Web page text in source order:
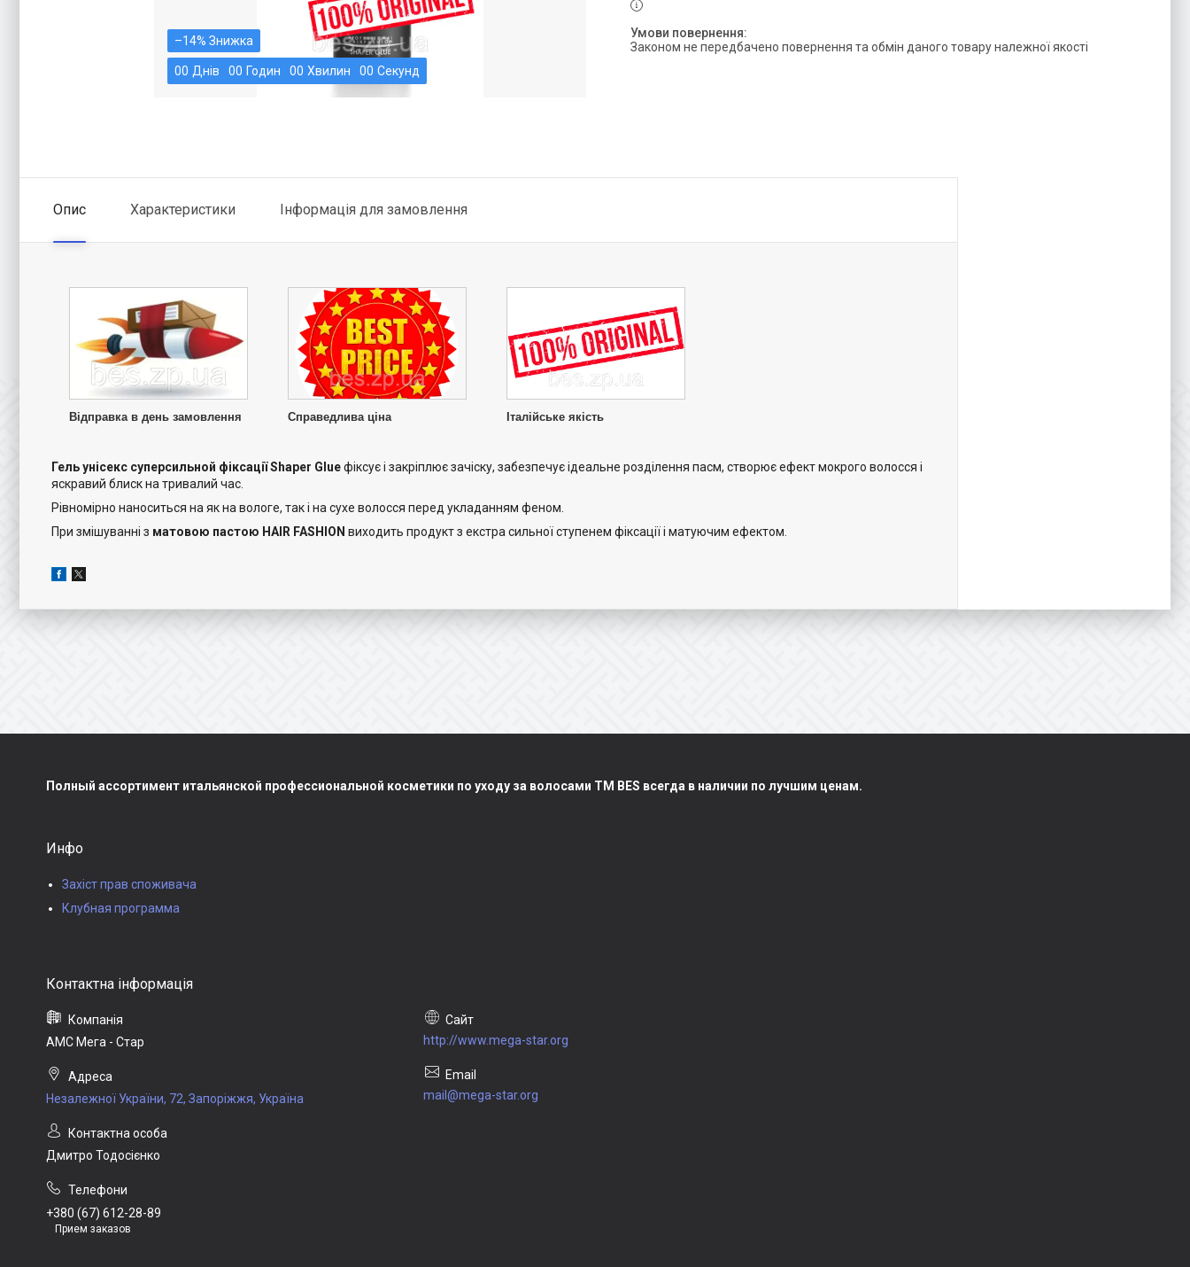
–14%
00 Днів 00 Годин 00 Хвилин 00 Секунд
Законом не передбачено повернення та обмін даного товару належної якості
Опис Характеристики Інформація для замовлення
Відправка в день замовлення Справедлива ціна Італійське якість
Гель унісекс суперсильной фіксації Shaper Glueфіксує і закріплює зачіску, забезпечує ідеальне розділення пасм, створює ефект мокрого волосся і
яскравий блиск на тривалий час.
Рівномірно наноситься на як на вологе, так і на сухе волосся перед укладанням феном.
При змішуванні з матовою пастою HAIR FASHION виходить продукт з екстра сильної ступенем фіксації і матуючим ефектом.
Полный ассортимент итальянской профессиональной косметики по уходу за волосами TM BES всегда в наличии по лучшим ценам.
Инфо
Захіст прав споживача
Клубная программа
АМС Мега - Стар
Незалежної України, 72, Запоріжжя, Україна
Дмитро Тодосієнко
+380 (67) 612-28-89
Прием заказов
http://www.mega-star.org
mail@mega-star.org